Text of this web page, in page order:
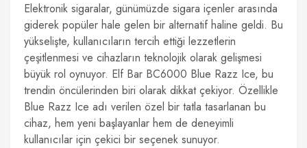
Elektronik sigaralar, günümüzde sigara içenler arasında
giderek popüler hale gelen bir alternatif haline geldi. Bu
yükselişte, kullanıcıların tercih ettiği lezzetlerin
çeşitlenmesi ve cihazların teknolojik olarak gelişmesi
büyük rol oynuyor. Elf Bar BC6000 Blue Razz Ice, bu
trendin öncülerinden biri olarak dikkat çekiyor. Özellikle
Blue Razz Ice adı verilen özel bir tatla tasarlanan bu
cihaz, hem yeni başlayanlar hem de deneyimli
kullanıcılar için çekici bir seçenek sunuyor.